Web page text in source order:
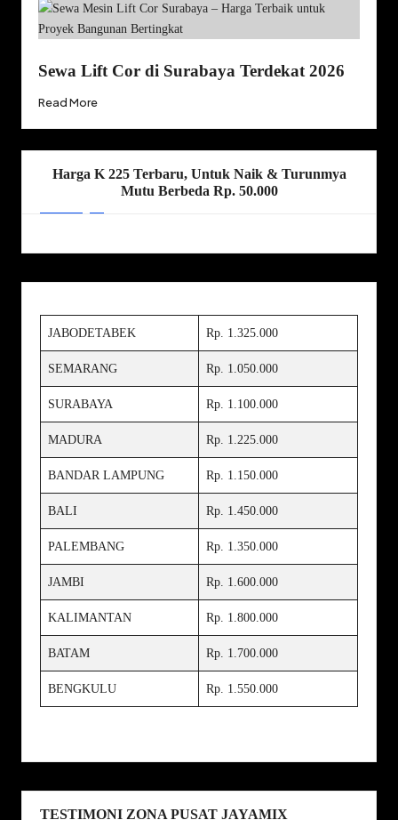
Sewa Lift Cor di Surabaya Terdekat 2026
Read More
Harga K 225 Terbaru, Untuk Naik & Turunmya
Mutu Berbeda Rp. 50.000
JABODETABEK Rp. 1.325.000
SEMARANG Rp. 1.050.000
SURABAYA Rp. 1.100.000
MADURA Rp. 1.225.000
BANDAR LAMPUNG Rp. 1.150.000
BALI Rp. 1.450.000
PALEMBANG Rp. 1.350.000
JAMBI Rp. 1.600.000
KALIMANTAN Rp. 1.800.000
BATAM Rp. 1.700.000
BENGKULU Rp. 1.550.000
TESTIMONI ZONA PUSAT JAYAMIX